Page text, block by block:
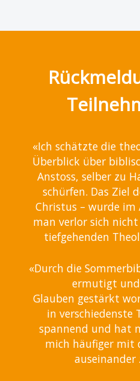
«Ich schätzte die
Überblick über
Anstoss, selber zu
schürfen. Das Ziel
Christus – wurde im
man verlor sich
tiefgehenden
«Durch die
ermutigt
Glauben gestärkt
in verschiedenste
spannend und hat
mich häufiger mit
auseinander